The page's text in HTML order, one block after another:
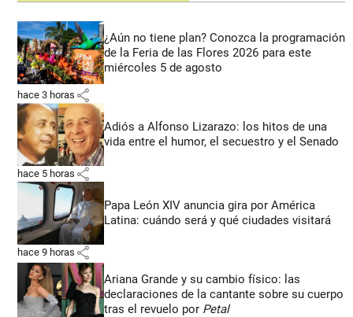
¿Aún no tiene plan? Conozca la programación
de la Feria de las Flores 2026 para este
miércoles 5 de agosto
hace 3 horas share
Adiós a Alfonso Lizarazo: los hitos de una
vida entre el humor, el secuestro y el Senado
hace 5 horas share
Papa León XIV anuncia gira por América
Latina: cuándo será y qué ciudades visitará
hace 9 horas share
Ariana Grande y su cambio físico: las
declaraciones de la cantante sobre su cuerpo
tras el revuelo por Petal